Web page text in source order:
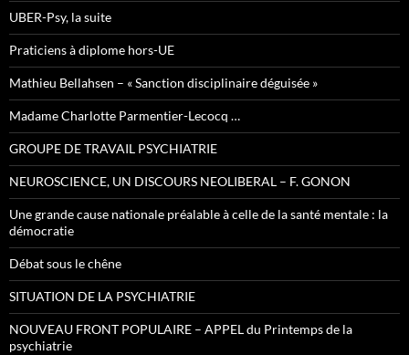
UBER-Psy, la suite
Praticiens à diplome hors-UE
Mathieu Bellahsen – « Sanction disciplinaire déguisée »
Madame Charlotte Parmentier-Lecocq …
GROUPE DE TRAVAIL PSYCHIATRIE
NEUROSCIENCE, UN DISCOURS NEOLIBERAL – F. GONON
Une grande cause nationale préalable à celle de la santé mentale : la
démocratie
Débat sous le chêne
SITUATION DE LA PSYCHIATRIE
NOUVEAU FRONT POPULAIRE – APPEL du Printemps de la
psychiatrie